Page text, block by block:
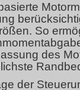
So
des
der